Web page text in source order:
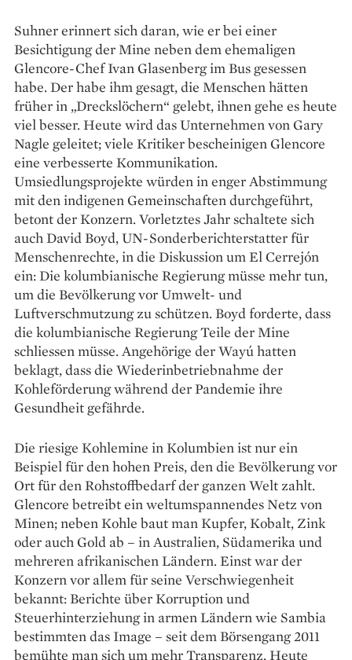
Suhner erinnert sich daran, wie er bei einer
Besichtigung der Mine neben dem ehemaligen
Glencore-Chef Ivan Glasenberg im Bus gesessen
habe. Der habe ihm gesagt, die Menschen hätten
früher in „Dreckslöchern“ gelebt, ihnen gehe es heute
viel besser. Heute wird das Unternehmen von Gary
Nagle geleitet; viele Kritiker bescheinigen Glencore
eine verbesserte Kommunikation.
Umsiedlungsprojekte würden in enger Ab­stimmung
mit den indigenen Gemeinschaften durchgeführt,
betont der Konzern. Vorletztes Jahr schaltete sich
auch David Boyd, UN-Sonderberichterstatter für
Menschenrechte, in die Diskussion um El Cerrejón
ein: Die kolumbianische Regierung müsse mehr tun,
um die Bevöl­kerung vor Umwelt- und
Luftverschmutzung zu schützen. Boyd forderte, dass
die kolumbianische Regierung Teile der Mine
schliessen müsse. An­gehörige der Wayú hatten
beklagt, dass die Wie­der­inbetriebnahme der
Kohleförderung während der Pandemie ihre
Gesundheit gefährde.
Die riesige Kohlemine in Kolumbien ist nur ein
Beispiel für den hohen Preis, den die Bevölkerung vor
Ort für den Rohstoffbedarf der ganzen Welt zahlt.
Glencore betreibt ein weltumspannendes Netz von
Minen; neben Kohle baut man Kupfer, Kobalt, Zink
oder auch Gold ab – in Australien, Südamerika und
mehreren afrikanischen Ländern. Einst war der
Konzern vor allem für seine Verschwiegenheit
bekannt: Berichte über Korruption und
Steuerhinterziehung in armen Ländern wie Sambia
bestimmten das Image – seit dem Börsengang 2011
bemühte man sich um mehr Transparenz. Heute